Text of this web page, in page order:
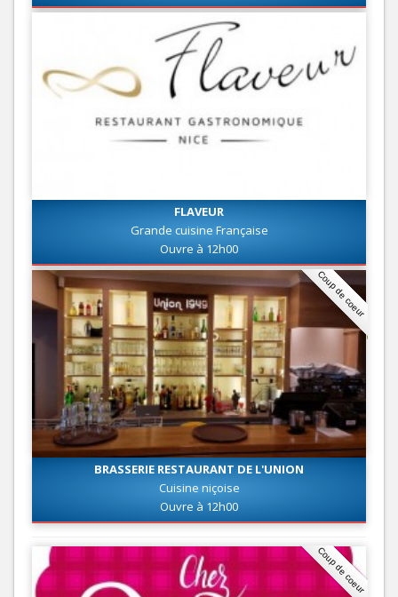
FLAVEUR
Grande cuisine Française
Ouvre à 12h00
Coup de coeur
BRASSERIE RESTAURANT DE L'UNION
Cuisine niçoise
Ouvre à 12h00
Coup de coeur